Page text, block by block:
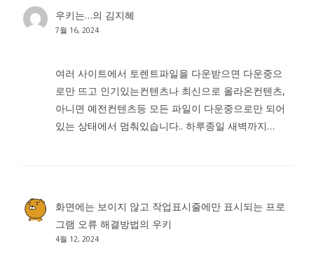
우키는…의 김지혜
7월 16, 2024
여러 사이트에서 토렌트파일을 다운받으면 다운중으
로만 뜨고 인기있는컨텐츠나 최신으로 올라온컨텐츠,
아니면 예전컨텐츠등 모든 파일이 다운중으로만 되어
있는 상태에서 멈춰있습니다.. 하루종일 새벽까지…
화면에는 보이지 않고 작업표시줄에만 표시되는 프로
그램 오류 해결방법의 우키
4월 12, 2024